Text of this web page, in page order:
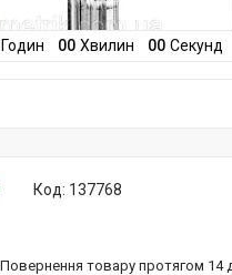
Годин 00 Хвилин 00 Секунд
Код: 137768
повернення товару протягом 14